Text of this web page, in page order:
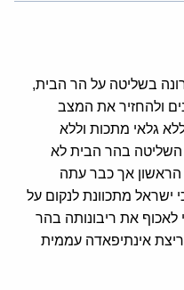
בשליטה על הר הבית,
ולהחזיר את המצב
שהיה עד ה-14 ביולי, ללא גלאי מתכות וללא
בהר הבית לא
הראשון אך כבר עתה
מתכוונת לנקום על
את ריבונותה בהר
אינתיפאדה עממית